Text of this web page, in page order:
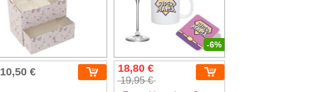
10,50 €
-6%
18,80 €
19,95 €